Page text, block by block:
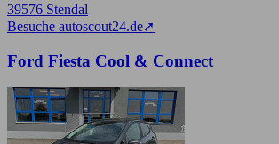
39576 Stendal
Besuche autoscout24.de➚
Ford Fiesta Cool & Connect